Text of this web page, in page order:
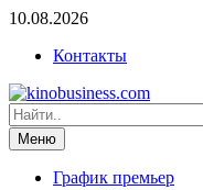
10.08.2026
Контакты
Меню
График премьер